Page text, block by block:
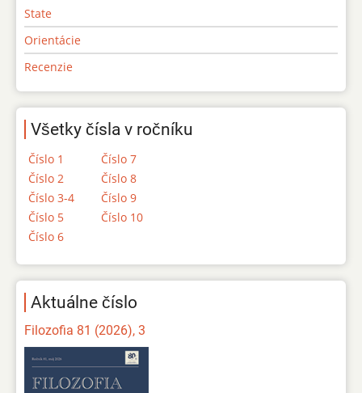
State
Orientácie
Recenzie
Všetky čísla v ročníku
Číslo 1
Číslo 2
Číslo 3-4
Číslo 5
Číslo 6
Číslo 7
Číslo 8
Číslo 9
Číslo 10
Aktuálne číslo
Filozofia 81 (2026), 3